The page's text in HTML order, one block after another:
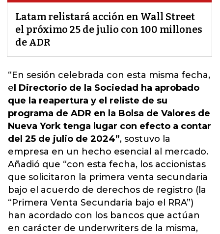
Latam relistará acción en Wall Street
el próximo 25 de julio con 100 millones
de ADR
“En sesión celebrada con esta misma fecha,
e l Directorio de la Sociedad ha aprobado
que la reapertura y el reliste de su
programa de ADR en la Bolsa de Valores de
Nueva York tenga lugar con efecto a contar
del 25 de julio de 2024”, sostuvo la
empresa en un hecho esencial al mercado.
Añadió que “con esta fecha, los accionistas
que solicitaron la primera venta secundaria
bajo el acuerdo de derechos de registro (la
“Primera Venta Secundaria bajo el RRA”)
han acordado con los bancos que actúan
en carácter de underwriters de la misma,